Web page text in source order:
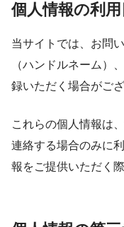
個人情報の利
当サイトでは、お問
（ハンドルネーム）
録いただく場合がござ
これらの個人情報は
連絡する場合のみに
報をご提供いただく